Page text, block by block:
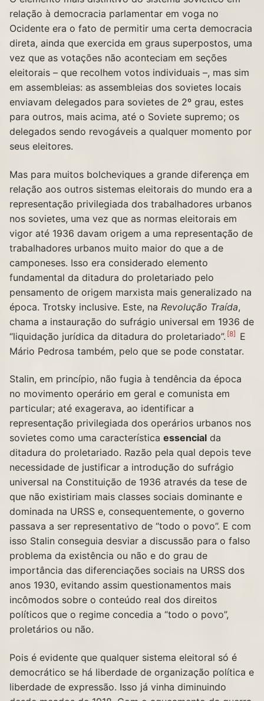
relação à democracia parlamentar em voga no
Ocidente era o fato de permitir uma certa democracia
direta, ainda que exercida em graus superpostos, uma
vez que as votações não aconteciam em seções
eleitorais – que recolhem votos individuais –, mas sim
em assembleias: as assembleias dos sovietes locais
enviavam delegados para sovietes de 2º grau, estes
para outros, mais acima, até o Soviete supremo; os
delegados sendo revogáveis a qualquer momento por
seus eleitores.
Mas para muitos bolcheviques a grande diferença em
relação aos outros sistemas eleitorais do mundo era a
representação privilegiada dos trabalhadores urbanos
nos sovietes, uma vez que as normas eleitorais em
vigor até 1936 davam origem a uma representação de
trabalhadores urbanos muito maior do que a de
camponeses. Isso era considerado elemento
fundamental da ditadura do proletariado pelo
pensamento de origem marxista mais generalizado na
época. Trotsky inclusive. Este, na Revolução Traída,
chama a instauração do sufrágio universal em 1936 de
“liquidação jurídica da ditadura do proletariado”. 8
E
Mário Pedrosa também, pelo que se pode constatar.
Stalin, em princípio, não fugia à tendência da época
no movimento operário em geral e comunista em
particular; até exagerava, ao identificar a
representação privilegiada dos operários urbanos nos
sovietes como uma característica essencial da
ditadura do proletariado. Razão pela qual depois teve
necessidade de justificar a introdução do sufrágio
universal na Constituição de 1936 através da tese de
que não existiriam mais classes sociais dominante e
dominada na URSS e, consequentemente, o governo
passava a ser representativo de “todo o povo”. E com
isso Stalin conseguia desviar a discussão para o falso
problema da existência ou não e do grau de
importância das diferenciações sociais na URSS dos
anos 1930, evitando assim questionamentos mais
incômodos sobre o conteúdo real dos direitos
políticos que o regime concedia a “todo o povo”,
proletários ou não.
Pois é evidente que qualquer sistema eleitoral só é
democrático se há liberdade de organização política e
liberdade de expressão. Isso já vinha diminuindo